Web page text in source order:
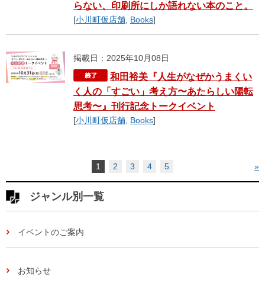
らない、印刷所にしか語れない本のこと。
[小川町仮店舗, Books]
掲載日：2025年10月08日
和田裕美『人生がなぜかうまくい
く人の「すごい」考え方〜あたらしい陽転
思考〜』刊行記念トークイベント
[小川町仮店舗, Books]
1 2 3 4 5 »
ジャンル別一覧
イベントのご案内
お知らせ